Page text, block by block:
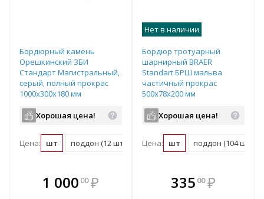
Бордюрный камень
Орешкинский ЗБИ
Стандарт Магистральный,
серый, полный прокрас
1000х300х180 мм
Хорошая цена!
Цена: шт поддон (12 шт)
1 000 00 ₽
В комплекте
всегда выгоднее!
Нет в наличии
Бордюр тротуарный
шарнирный BRAER
Standart БРШ мальва
частичный прокрас
500х78х200 мм
Хорошая цена!
Цена: шт поддон (104 шт)
В комплекте
всегда выгоднее!
335 00 ₽